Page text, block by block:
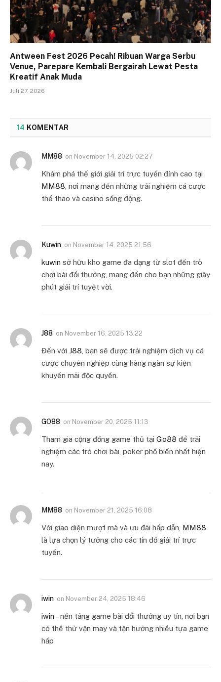
Antween Fest 2026 Pecah! Ribuan Warga Serbu
Venue, Parepare Kembali Bergairah Lewat Pesta
Kreatif Anak Muda
Juli 27, 2026
14 KOMENTAR
MM88 on November 14, 2025 02:27
Khám phá thế giới giải trí trực tuyến đỉnh cao tại
MM88, nơi mang đến những trải nghiệm cá cược
thể thao và casino sống động.
Kuwin on November 14, 2025 21:56
kuwin sở hữu kho game đa dạng từ slot đến trò
chơi bài đổi thưởng, mang đến cho bạn những giây
phút giải trí tuyệt vời.
J88 on November 16, 2025 13:22
Đến với J88, bạn sẽ được trải nghiệm dịch vụ cá
cược chuyên nghiệp cùng hàng ngàn sự kiện
khuyến mãi độc quyền.
GO88 on November 20, 2025 11:13
Tham gia cộng đồng game thủ tại Go88 để trải
nghiệm các trò chơi bài, poker phổ biến nhất hiện
nay.
MM88 on November 21, 2025 16:08
Với giao diện mượt mà và ưu đãi hấp dẫn, MM88
là lựa chọn lý tưởng cho các tín đồ giải trí trực
tuyến.
iwin on November 24, 2025 18:46
iwin – nền tảng game bài đổi thưởng uy tín, nơi bạn
có thể thử vận may và tận hưởng nhiều tựa game
hấp